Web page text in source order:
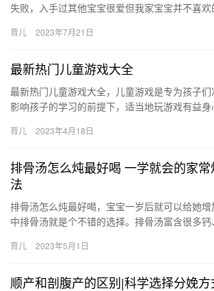
失败，入手过其他宝宝很爱但我家宝宝并不喜
很大…
育儿 2023年7月21日
最新热门儿童游戏大全
最新热门儿童游戏大全，儿童游戏是专为孩子
影响孩子的学习的前提下，适当地玩游戏有益
地…
育儿 2023年4月18日
排骨汤怎么炖最好喝 一学就会的家
法
排骨汤怎么炖最好喝，宝宝一岁后就可以给她
中排骨汤就是个不错的选择。排骨汤富含很多
汤怎…
育儿 2023年5月1日
顺产和剖腹产的区别|科学选择分娩方